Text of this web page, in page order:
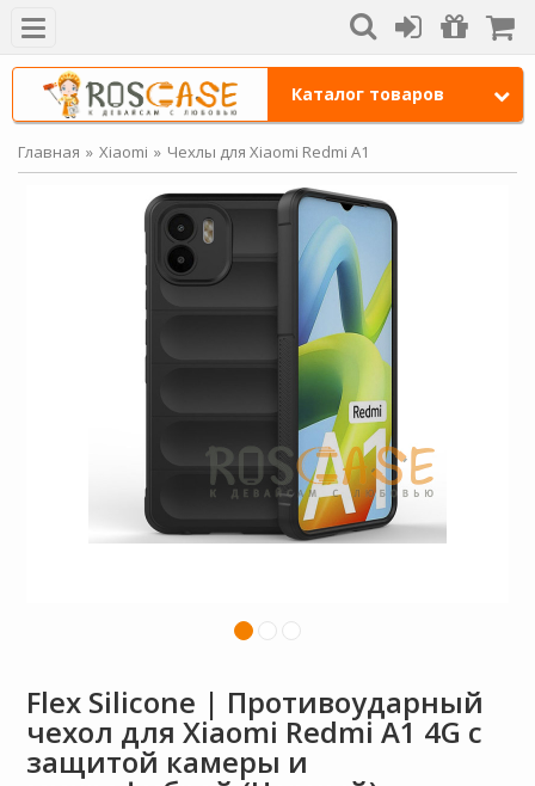
Каталог товаров
Главная Xiaomi Чехлы для Xiaomi Redmi A1
Flex Silicone | Противоударный
чехол для Xiaomi Redmi A1 4G с
защитой камеры и